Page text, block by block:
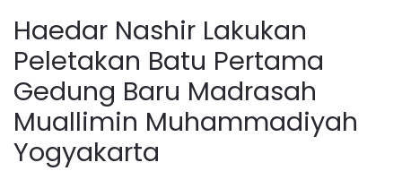
Haedar Nashir Lakukan
Peletakan Batu Pertama
Gedung Baru Madrasah
Muallimin Muhammadiyah
Yogyakarta